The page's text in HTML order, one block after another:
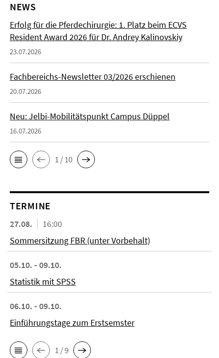
NEWS
Erfolg für die Pferdechirurgie: 1. Platz beim ECVS
Resident Award 2026 für Dr. Andrey Kalinovskiy
23.07.2026
Fachbereichs-Newsletter 03/2026 erschienen
20.07.2026
Neu: Jelbi-Mobilitätspunkt Campus Düppel
16.07.2026
1 / 10
TERMINE
27.08.
16:00
Sommersitzung FBR (unter Vorbehalt)
05.10. - 09.10.
Statistik mit SPSS
06.10. - 09.10.
Einführungstage zum Erstsemster
1 / 9